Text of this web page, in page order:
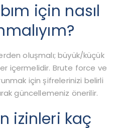
için nasıl
oluşmalı; büyük/küçük
içermelidir. Brute force ve
için şifrelerinizi belirli
güncellemeniz önerilir.
izinleri kaç